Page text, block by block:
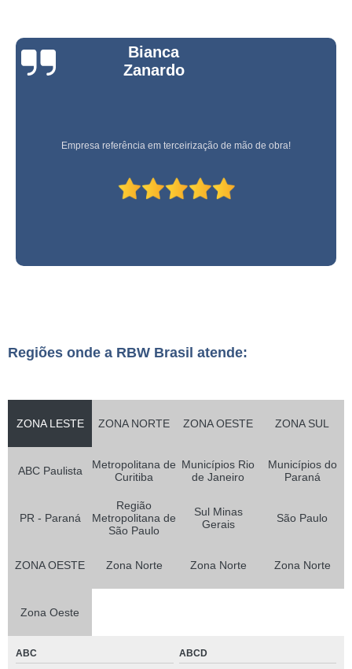
Bianca
Zanardo
Empresa referência em terceirização de mão de obra!
Regiões onde a RBW Brasil atende:
ZONA LESTE ZONA NORTE ZONA OESTE ZONA SUL
ABC Paulista
Metropolitana de
Curitiba
Municípios Rio
de Janeiro
Municípios do
Paraná
PR - Paraná
Região
Metropolitana de
São Paulo
Sul Minas
Gerais
São Paulo
ZONA OESTE Zona Norte Zona Norte Zona Norte
Zona Oeste
ABC ABCD